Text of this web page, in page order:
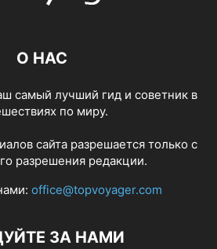
О НАС
самый лучший гид и советник в
по миру.
сайта разрешается только с
разрешения редакции.
office@topvoyager.com
ЗА НАМИ